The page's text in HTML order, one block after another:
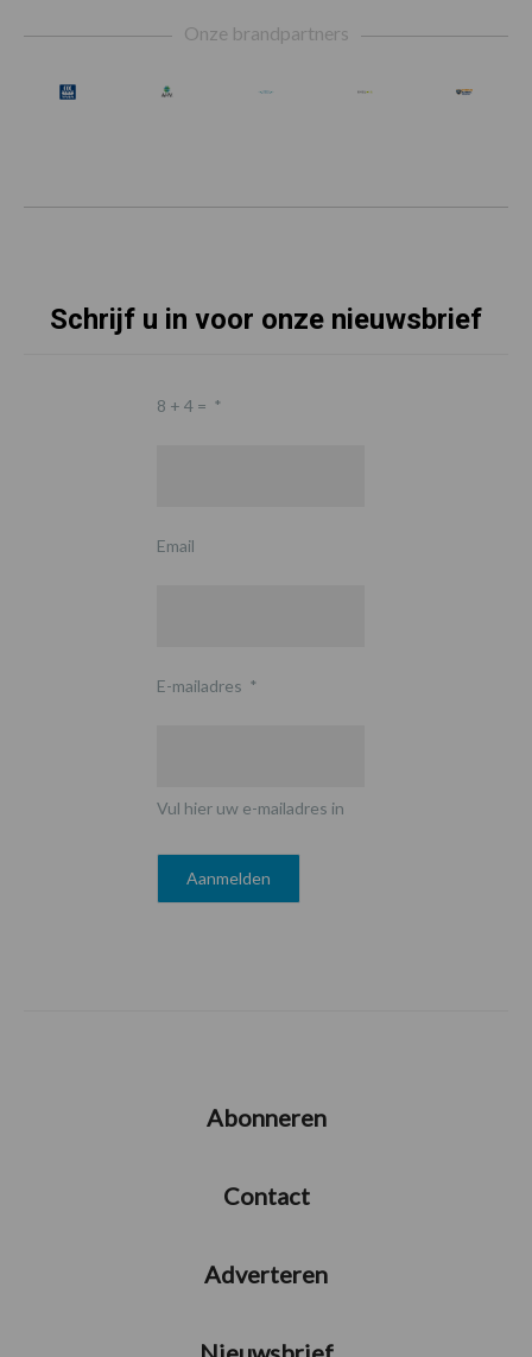
Onze brandpartners
Schrijf u in voor onze nieuwsbrief
8 + 4 = *
Email
E-mailadres *
Vul hier uw e-mailadres in
Abonneren
Contact
Adverteren